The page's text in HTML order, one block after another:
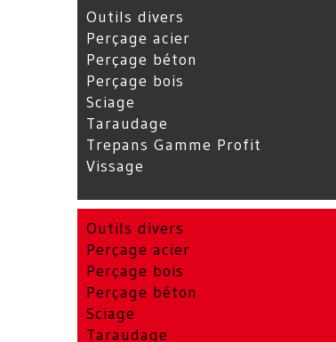
Outils divers
Perçage acier
Perçage béton
Perçage bois
Sciage
Taraudage
Trepans Gamme Profit
Vissage
Outils divers
Perçage acier
Perçage bois
Perçage béton
Sciage
Taraudage